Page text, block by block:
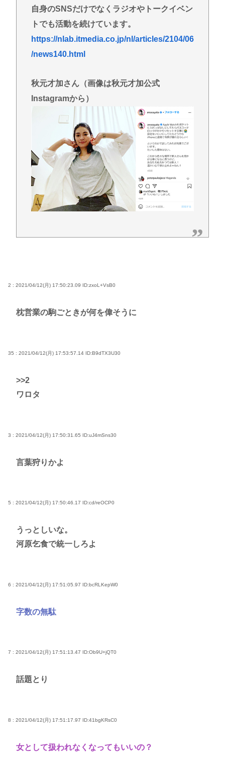
自身のSNSだけでなくラジオやトークイベン
トでも活動を続けています。
https://nlab.itmedia.co.jp/nl/articles/2104/06
/news140.html
秋元才加さん（画像は秋元才加公式
Instagramから）
2 : 2021/04/12(月) 17:50:23.09 ID:zxoL+VsB0
枕営業の駒ごときが何を偉そうに
35 : 2021/04/12(月) 17:53:57.14 ID:B9dTX3U30
>>2
ワロタ
3 : 2021/04/12(月) 17:50:31.65 ID:uJ4mSns30
言葉狩りかよ
5 : 2021/04/12(月) 17:50:46.17 ID:cd/reOCP0
うっとしいな。
河原乞食で統一しろよ
6 : 2021/04/12(月) 17:51:05.97 ID:bcRLKepW0
字数の無駄
7 : 2021/04/12(月) 17:51:13.47 ID:Ob9U+jQT0
話題とり
8 : 2021/04/12(月) 17:51:17.97 ID:41bgKRsC0
女として扱われなくなってもいいの？